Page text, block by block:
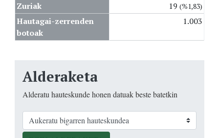
Zuriak 19 (%1,83)
Hautagai-zerrenden
botoak
1.003
Alderaketa
Alderatu hauteskunde honen datuak beste batetkin